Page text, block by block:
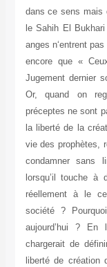
dans ce sens mais
le Sahih El
anges n‘entrent
encore que «
Jugement dernier
Or, quand on
préceptes ne sont
la liberté de la
vie des prophètes,
condamner sans
lorsqu’il touche
réellement à le
société ?
aujourd’hui ? En
chargerait de
liberté de